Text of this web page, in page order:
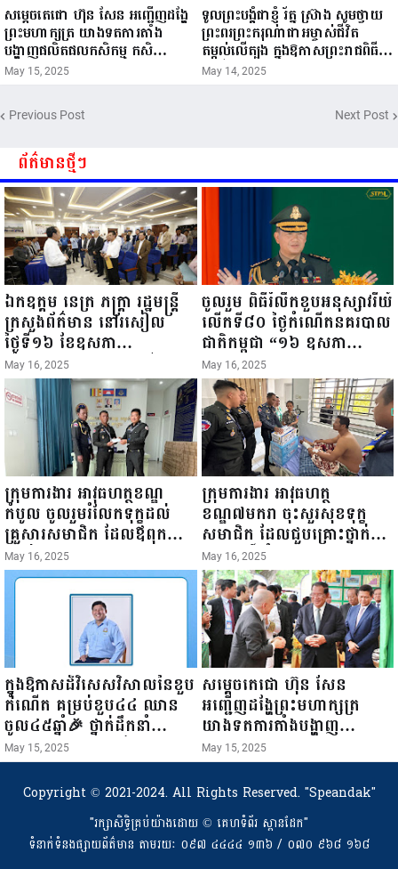
សម្តេចតេជោ ហ៊ុន សែន អញ្ជើញដង្ហែ
ព្រះមហាក្សត្រ យាងទតការតាំង
បង្ហាញផលិតផលកសិកម្ម កសិ
ឧស្សាហកម្ម និងសិប្បកម្ម ក្នុងព្រះរាជ
May 15, 2025
ទូលព្រះបង្គំជាខ្ញុំ រ័ត្ន ស្រ៊ាង សូមថ្វាយ
ព្រះពរព្រះករុណាជាអម្ចាស់ជីវិត
តម្កល់លើត្បូង ក្នុងឱកាសព្រះរាជពិធី
ចម្រើនព្រះជន្ម គម្រប់ខួប៧២ យាងចូល
May 14, 2025
Previous Post Next Post
ព័ត៌មានថ្មីៗ
ឯកឧត្តម នេត្រ ភក្ត្រា រដ្ឋមន្ត្រី
ក្រសួងព័ត៌មាន នៅរសៀល
ថ្ងៃទី១៦ ខែឧសភា
ឆ្នាំ២០២៥នេះ បានអញ្ជើញចុះ
ធ្វើជំរឿនថ្នាក់ដឹកនាំមន្ត្រីរាជ
ការស៉ីវិល នៃក្រសួងព័ត៌មាន...
May 16, 2025
ចូលរួម ពិធីរំលឹកខួបអនុស្សាវរីយ៍
លើកទី៨០ ថ្ងៃកំណើតនគរបាល
ជាតិកម្ពុជា “១៦ ឧសភា
១៩៤៥ ~ ១៦ ឧសភា
២០២៥”...
May 16, 2025
ក្រុមការងារ អាវុធហត្ថខណ្ឌ
កំបូល ចូលរួមរំលែកទុក្ខដល់
គ្រួសារសមាជិក ដែលឪពុកក្មេក
របស់លោកទទួលមរណៈភាព!
May 16, 2025
ក្រុមការងារ អាវុធហត្ថ
ខណ្ឌ៧មករា ចុះសួរសុខទុក្ខ
សមាជិក ដែលជួបគ្រោះថ្នាក់
ចរាចរណ៍ កំពុងសម្រាកព្យាបាល
នៅមន្ទីរពេទ្យ!
May 16, 2025
ក្នុងឱកាសដ៏វិសេសវិសាលនៃខួប
កំណើត គម្រប់ខួប៤៤ ឈាន
ចូល៤៥ឆ្នាំ🎉 ថ្នាក់ដឹកនាំ
សមាជិក សមាជិកា នៃក្រុម
គ្រួសារកម្មវិធីអាជីវកម្មចល័ត និង
កម្មករសំណង់ សូមគោរពជូនពរ
ជូនចំពោះ ឯកឧត្តម សាយ
សំអាល់ ប្រធានសហភាព
សហព័ន្ធយុវជនកម្ពុជា រាធានី
May 15, 2025
សម្តេចតេជោ ហ៊ុន សែន
អញ្ជើញដង្ហែព្រះមហាក្សត្រ
យាងទតការតាំងបង្ហាញ
ផលិតផលកសិកម្ម កសិ
ឧស្សាហកម្ម និងសិប្បកម្ម ក្នុង
ព្រះរាជពិធីច្រត់ព្រះនង្គ័ល...
May 15, 2025
Copyright © 2021-2024. All Rights Reserved. "Speandak"
"រក្សាសិទ្ធិគ្រប់យ៉ាងដោយ​ © គេហទំព័រ ស្ពានដែក"
ទំនាក់ទំនងផ្សាយព័ត៌មាន តាមរយៈ ០៩៧ ៤៤៤៤ ១៣៦ / ០៧០ ៩៦៨ ១៦៨